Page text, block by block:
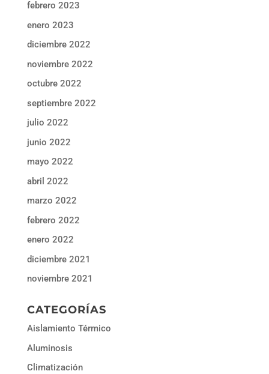
febrero 2023
enero 2023
diciembre 2022
noviembre 2022
octubre 2022
septiembre 2022
julio 2022
junio 2022
mayo 2022
abril 2022
marzo 2022
febrero 2022
enero 2022
diciembre 2021
noviembre 2021
CATEGORÍAS
Aislamiento Térmico
Aluminosis
Climatización